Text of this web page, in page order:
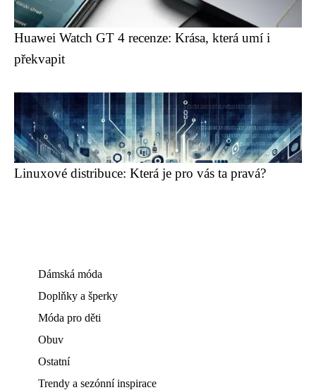
Huawei Watch GT 4 recenze: Krása, která umí i
překvapit
Linuxové distribuce: Která je pro vás ta pravá?
Dámská móda
Doplňky a šperky
Móda pro děti
Obuv
Ostatní
Trendy a sezónní inspirace